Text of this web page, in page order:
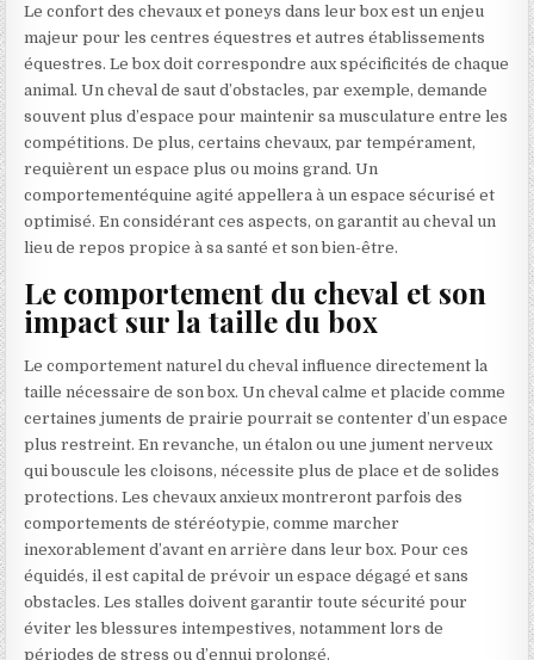
Le confort des chevaux et poneys dans leur box est un enjeu
majeur pour les centres équestres et autres établissements
équestres. Le box doit correspondre aux spécificités de chaque
animal. Un cheval de saut d’obstacles, par exemple, demande
souvent plus d’espace pour maintenir sa musculature entre les
compétitions. De plus, certains chevaux, par tempérament,
requièrent un espace plus ou moins grand. Un
comportementéquine agité appellera à un espace sécurisé et
optimisé. En considérant ces aspects, on garantit au cheval un
lieu de repos propice à sa santé et son bien-être.
Le comportement du cheval et son
impact sur la taille du box
Le comportement naturel du cheval influence directement la
taille nécessaire de son box. Un cheval calme et placide comme
certaines juments de prairie pourrait se contenter d’un espace
plus restreint. En revanche, un étalon ou une jument nerveux
qui bouscule les cloisons, nécessite plus de place et de solides
protections. Les chevaux anxieux montreront parfois des
comportements de stéréotypie, comme marcher
inexorablement d’avant en arrière dans leur box. Pour ces
équidés, il est capital de prévoir un espace dégagé et sans
obstacles. Les stalles doivent garantir toute sécurité pour
éviter les blessures intempestives, notamment lors de
périodes de stress ou d’ennui prolongé.